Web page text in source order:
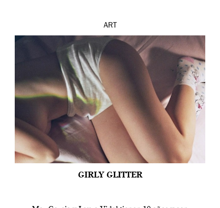
ART
GIRLY GLITTER